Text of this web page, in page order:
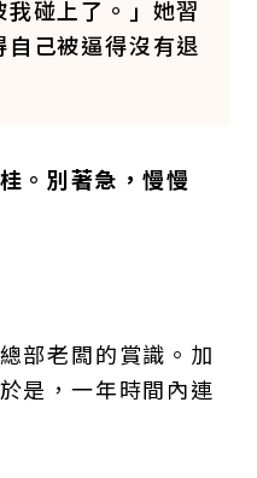
碰上了。」她習
己被逼得沒有退
。別著急，慢慢
部老闆的賞識。加
是，一年時間內連